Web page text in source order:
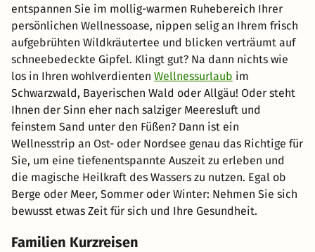
entspannen Sie im mollig-warmen Ruhebereich Ihrer
persönlichen Wellnessoase, nippen selig an Ihrem frisch
aufgebrühten Wildkräutertee und blicken verträumt auf
schneebedeckte Gipfel. Klingt gut? Na dann nichts wie
los in Ihren wohlverdienten Wellnessurlaub im
Schwarzwald, Bayerischen Wald oder Allgäu! Oder steht
Ihnen der Sinn eher nach salziger Meeresluft und
feinstem Sand unter den Füßen? Dann ist ein
Wellnesstrip an Ost- oder Nordsee genau das Richtige für
Sie, um eine tiefenentspannte Auszeit zu erleben und
die magische Heilkraft des Wassers zu nutzen. Egal ob
Berge oder Meer, Sommer oder Winter: Nehmen Sie sich
bewusst etwas Zeit für sich und Ihre Gesundheit.
Familien Kurzreisen